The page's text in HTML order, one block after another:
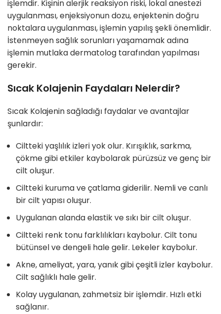
işlemdir. Kişinin alerjik reaksiyon riski, lokal anestezi
uygulanması, enjeksiyonun dozu, enjektenin doğru
noktalara uygulanması, işlemin yapılış şekli önemlidir.
İstenmeyen sağlık sorunları yaşamamak adına
işlemin mutlaka dermatolog tarafından yapılması
gerekir.
Sıcak Kolajenin Faydaları Nelerdir?
Sıcak Kolajenin sağladığı faydalar ve avantajlar
şunlardır:
Ciltteki yaşlılık izleri yok olur. Kırışıklık, sarkma,
çökme gibi etkiler kaybolarak pürüzsüz ve genç bir
cilt oluşur.
Ciltteki kuruma ve çatlama giderilir. Nemli ve canlı
bir cilt yapısı oluşur.
Uygulanan alanda elastik ve sıkı bir cilt oluşur.
Ciltteki renk tonu farklılıkları kaybolur. Cilt tonu
bütünsel ve dengeli hale gelir. Lekeler kaybolur.
Akne, ameliyat, yara, yanık gibi çeşitli izler kaybolur.
Cilt sağlıklı hale gelir.
Kolay uygulanan, zahmetsiz bir işlemdir. Hızlı etki
sağlanır.